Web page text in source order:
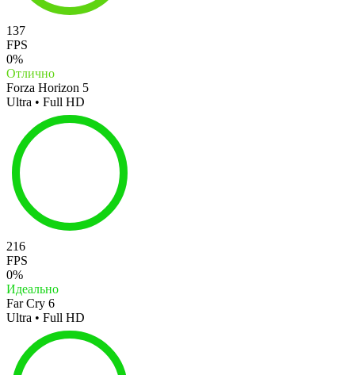
137
FPS
0%
Отлично
Forza Horizon 5
Ultra • Full HD
216
FPS
0%
Идеально
Far Cry 6
Ultra • Full HD